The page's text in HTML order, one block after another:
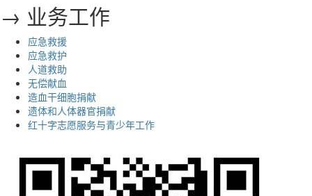
→ 业务工作
应急救援
应急救护
人道救助
无偿献血
造血干细胞捐献
遗体和人体器官捐献
红十字志愿服务与青少年工作